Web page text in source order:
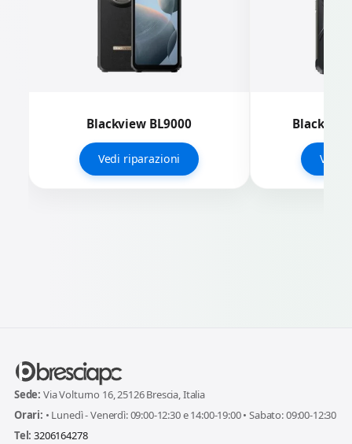
Blackview BL9000
Vedi riparazioni Vedi
Sede: Via Volturno 16, 25126 Brescia, Italia
Orari: • Lunedì - Venerdì: 09:00-12:30 e 14:00-19:00 • Sabato: 09:00-12:30
Tel: 3206164278